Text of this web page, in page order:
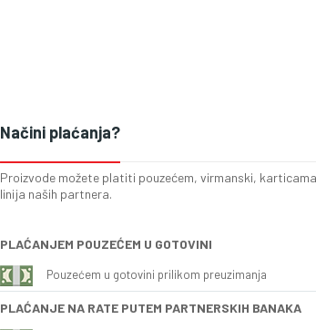
Načini plaćanja?
Proizvode možete platiti pouzećem, virmanski,
linija naših partnera.
PLAĆANJEM POUZEĆEM U GOTOVINI
Pouzećem u gotovini prilikom preuzimanja
PLAĆANJE NA RATE PUTEM PARTNERSKIH BANAKA